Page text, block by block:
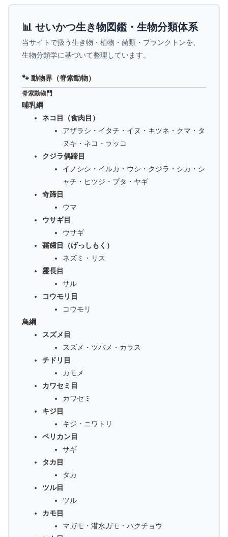
📊 せいかつ生き物図鑑・生物分類体系
当サイトで扱う生き物・植物・菌類・プランクトンを、
生物分類学に基づいて整理しています。
🐾 動物界（脊索動物）
脊索動物門
哺乳綱
ネコ目（食肉目）
アザラシ・イタチ・イヌ・キツネ・クマ・タ
ヌキ・ネコ・ラッコ
クジラ偶蹄目
イノシシ・イルカ・ウシ・クジラ・シカ・シ
ャチ・ヒツジ・ブタ・ヤギ
奇蹄目
ウマ
ウサギ目
ウサギ
齧歯目（げっしもく）
ネズミ・リス
霊長目
サル
コウモリ目
コウモリ
鳥綱
スズメ目
スズメ・ツバメ・カラス
チドリ目
カモメ
カワセミ目
カワセミ
キジ目
キジ・ニワトリ
ペリカン目
サギ
タカ目
タカ
ツル目
ツル
カモ目
マガモ・潜水ガモ・ハクチョウ